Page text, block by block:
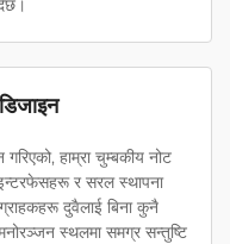
गरिएको, हाम्रा चुम्बकीय नोट
र सरल स्थापना
दुवैलाई बिना कुनै
स्थलमा समग्र सन्तुष्टि